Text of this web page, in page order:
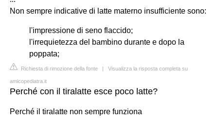
Non sempre indicative di latte materno insufficiente sono:
l'impressione di seno flaccido;
l'irrequietezza del bambino durante e dopo la
poppata;
Richiesta di rimozione della fonte | Visualizza la risposta completa su
amicopediatra.it
Perché con il tiralatte esce poco latte?
Perché il tiralatte non sempre funziona